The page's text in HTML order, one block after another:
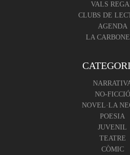
VALS
CLUBS DE
AGENDA
LA
NO-FICCIÓ
NOVEL·LA
POESIA
JUVENIL
TEATRE
CÒMIC